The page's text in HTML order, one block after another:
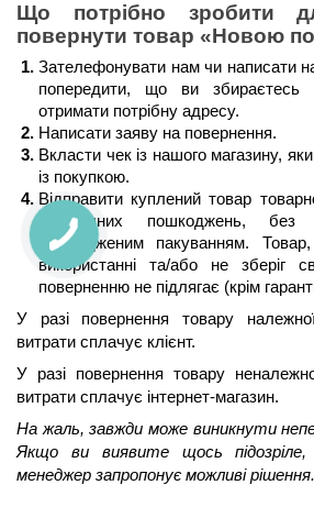
Що потрібно зробити
повернути товар «Новою
Зателефонувати нам чи написати
попередити, що ви збираєтесь
отримати потрібну адресу.
Написати заяву на повернення.
Вкласти чек із нашого магазину,
із покупкою.
Відправити куплений товар
механічних пошкоджень,
пошкодженим пакуванням.
використанні та/або не зберіг
поверненню не підлягає (крім
У разі повернення товару належної
витрати сплачує клієнт.
У разі повернення товару
витрати сплачує інтернет-магазин.
На жаль, завжди може виникнути
Якщо ви виявите щось
менеджер запропонує можливі рішення.